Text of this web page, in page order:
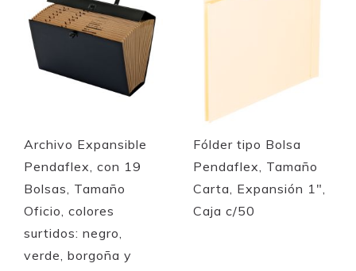
Quickview
Archivo Expansible
Pendaflex, con 19
Bolsas, Tamaño
Oficio, colores
surtidos: negro,
verde, borgoña y
Fólder tipo Bolsa
Pendaflex, Tamaño
Carta, Expansión 1",
Caja c/50